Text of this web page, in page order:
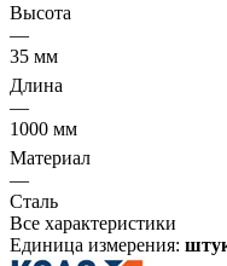
Высота
—
35 мм
Длина
—
1000 мм
Материал
—
Сталь
Все характеристики
Единица измерения: